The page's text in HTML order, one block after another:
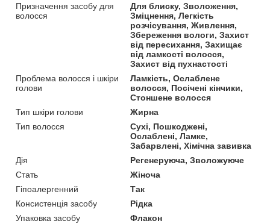
Призначення засобу для
волосся
Для блиску, Зволоження,
Зміцнення, Легкість
розчісування, Живлення,
Збереження вологи, Захист
від пересихання, Захищає
від ламкості волосся,
Захист від пухнастості
Проблема волосся і шкіри
голови
Ламкість, Ослаблене
волосся, Посічені кінчики,
Стоншене волосся
Тип шкіри голови
Жирна
Тип волосся
Сухі, Пошкоджені,
Ослаблені, Ламке,
Забарвлені, Хімічна завивка
Дія
Регенеруюча, Зволожуюче
Стать
Жіноча
Гіпоалергенний
Так
Консистенція засобу
Рідка
Упаковка засобу
Флакон